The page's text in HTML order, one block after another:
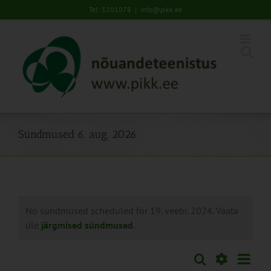
to
Tel: 5201078 | info@pikk.ee
Sündmused 6. aug. 2026
No sündmused scheduled for 19. veebr. 2024. Vaata
üle järgmised sündmused
Sündmused
Otsi Päev